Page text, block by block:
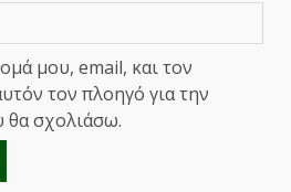
μου, email, και τον
τον πλοηγό για την
θα σχολιάσω.